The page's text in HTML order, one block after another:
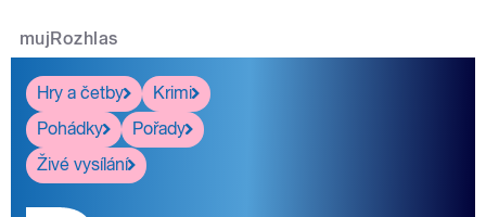
mujRozhlas
Hry a četby
Krimi
Pohádky
Pořady
Živé vysílání